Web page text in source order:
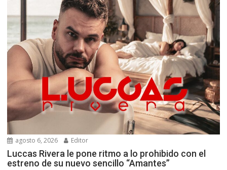
agosto 6, 2026 Editor
Luccas Rivera le pone ritmo a lo prohibido con el
estreno de su nuevo sencillo “Amantes”